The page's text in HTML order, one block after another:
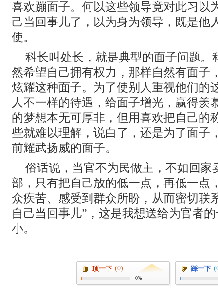
喜欢蹦面子。何以这些领导竟对此习以
己当回事儿了，以为身为领导，既是他
使。
科长叫处长，就是典型的面子问题。
然希望自己拥有权力，那样自然有面子
炫耀这种面子。为了使别人重视他们的
人不一样的待遇，给面子增光，赢得羡
的梦想本无可厚非，但用喜欢把自己的
些就难以理解，说白了，还是为了面子
前耀武扬威的面子。
俗话说，当官不为民做主，不如回家
部，只有把自己放的低一点，再低一点
众疾苦、感受到群众所盼，从而密切联
自己当回事儿”，这是我想送给为官者
小。
顶一下 (0)
0%
踩一下